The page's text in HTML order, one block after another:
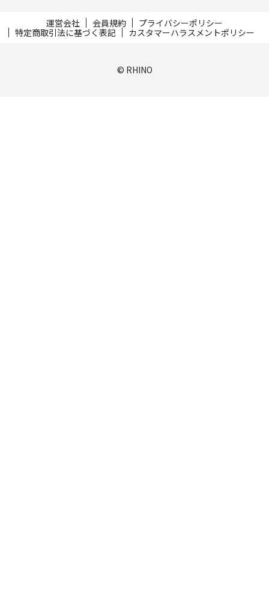
運営会社 会員規約
プライバシーポリシー
特定商取引法に基づく表記
カスタマーハラスメントポリシー
© RHINO